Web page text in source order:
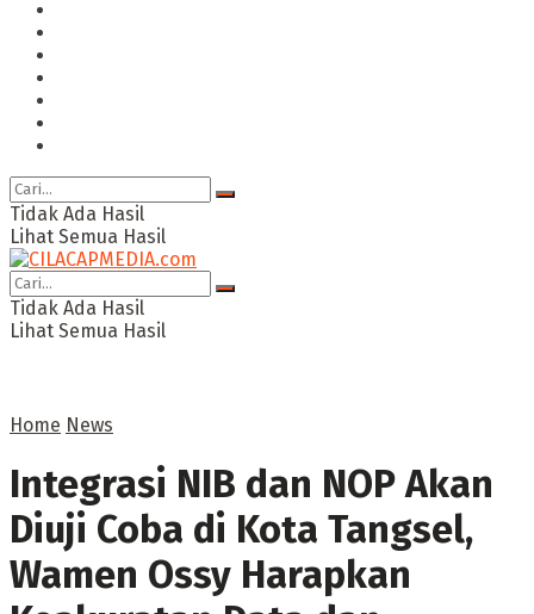
Tidak Ada Hasil
Lihat Semua Hasil
Tidak Ada Hasil
Lihat Semua Hasil
Home News
Integrasi NIB dan NOP Akan
Diuji Coba di Kota Tangsel,
Wamen Ossy Harapkan